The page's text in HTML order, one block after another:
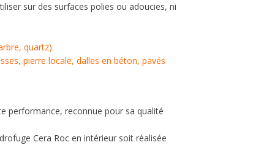
sur des surfaces polies ou adoucies, ni
quartz).
pierre locale, dalles en béton, pavés
performance, reconnue pour sa qualité
Cera Roc en intérieur soit réalisée